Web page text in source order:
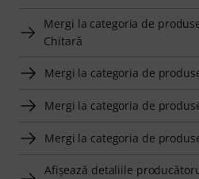
Mergi la categoria de
Chitară
Mergi la categoria de
Mergi la categoria de
Mergi la categoria de
Afişează detaliile